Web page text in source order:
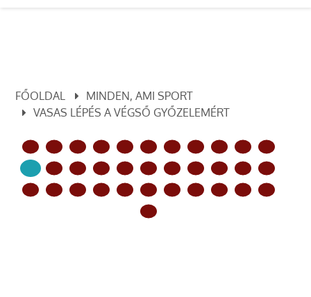
FŐOLDAL
MINDEN, AMI SPORT
VASAS LÉPÉS A VÉGSŐ GYŐZELEMÉRT